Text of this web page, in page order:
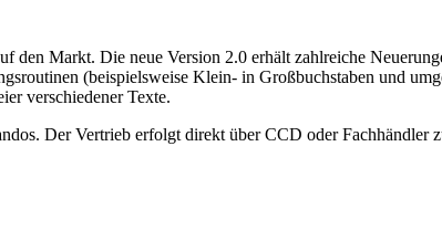
Markt. Die neue Version 2.0 erhält zahlreiche
(beispielsweise Klein- in Großbuchstaben und
verschiedener Texte.
Der Vertrieb erfolgt direkt über CCD oder Fachhändler